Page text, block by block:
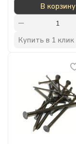
В корзину
Купить в 1 клик